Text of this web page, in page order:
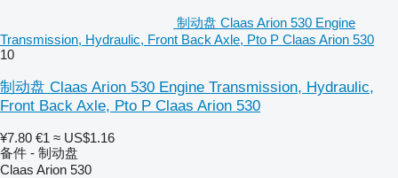
制动盘 Claas Arion 530 Engine
Transmission, Hydraulic, Front Back Axle, Pto P Claas Arion 530
10
制动盘 Claas Arion 530 Engine Transmission, Hydraulic,
Front Back Axle, Pto P Claas Arion 530
¥7.80 €1 ≈ US$1.16
备件 - 制动盘
Claas Arion 530